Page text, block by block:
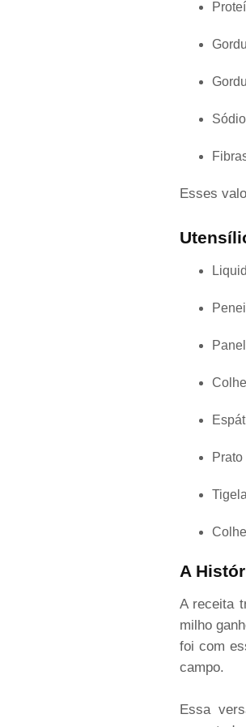
Esses
A
A receita
milho
foi com
campo.
Essa